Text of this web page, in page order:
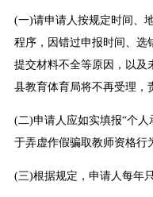
(一)请申请人按规定时间、
程序，因错过申报时间、选
提交材料不全等原因，以及
县教育体育局将不再受理，
(二)申请人应如实填报“个
于弄虚作假骗取教师资格行
(三)根据规定，申请人每年